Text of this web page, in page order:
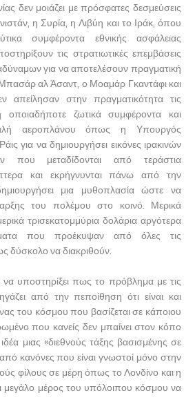
δεν μοιάζει με πρόσφατες δεσμεύσεις
η Συρία, η Λιβύη και το Ιράκ, όπου
συμφέροντα εθνικής ασφάλειας
τις στρατιωτικές επεμβάσεις
για να αποτελέσουν πραγματική
αλ Άσαντ, ο Μοαμάρ Γκαντάφι και
απείλησαν στην πραγματικότητα τις
οποιαδήποτε ζωτικά συμφέροντα και
αεροπλάνου όπως η Υπουργός
για να δημιουργήσει εικόνες ιρακινών
που μεταδίδονται από τεράστια
και εκρήγνυνται πάνω από την
μια μυθοπλασία ώστε να
του πολέμου στο κοινό. Μερικά
τρισεκατομμύρια δολάρια αργότερα
που προέκυψαν από όλες τις
δύσκολο να διακριθούν.
υποστηρίξει πως το πρόβλημα με τις
από την πεποίθηση ότι είναι και
του κόσμου που βασίζεται σε κάποιου
που κανείς δεν μπαίνει στον κόπο
μιας «διεθνούς τάξης βασισμένης σε
κανόνες που είναι γνωστοί μόνο στην
φίλους σε μέρη όπως το Λονδίνο και η
μεγάλο μέρος του υπόλοιπου κόσμου να